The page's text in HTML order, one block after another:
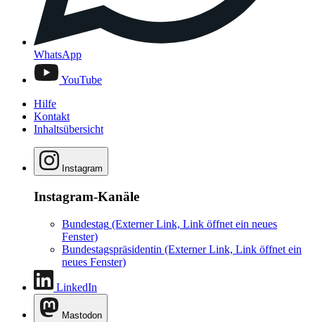
WhatsApp
YouTube
Hilfe
Kontakt
Inhaltsübersicht
Instagram
Instagram-Kanäle
Bundestag (Externer Link, Link öffnet ein neues
Fenster)
Bundestagspräsidentin (Externer Link, Link öffnet ein
neues Fenster)
LinkedIn
Mastodon